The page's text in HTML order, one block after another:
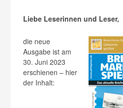
Liebe Leserinnen und Leser,
die neue
Ausgabe ist am
30. Juni 2023
erschienen – hier
der Inhalt: